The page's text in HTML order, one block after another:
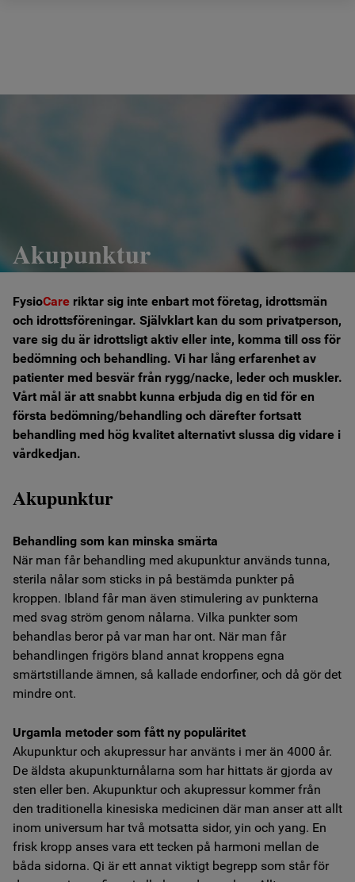
Behandlingar
Fysiocare anordnar
Hitta hit
In English
Akupunktur
FysioCare riktar sig inte enbart mot företag, idrottsmän
och idrottsföreningar. Självklart kan du som privatperson,
vare sig du är idrottsligt aktiv eller inte, komma till oss för
bedömning och behandling. Vi har lång erfarenhet av
patienter med besvär från rygg/nacke, leder och muskler.
Vårt mål är att snabbt kunna erbjuda dig en tid för en
första bedömning/behandling och därefter fortsatt
behandling med hög kvalitet alternativt slussa dig vidare i
vårdkedjan.
Akupunktur
Behandling som kan minska smärta
När man får behandling med akupunktur används tunna,
sterila nålar som sticks in på bestämda punkter på
kroppen. Ibland får man även stimulering av punkterna
med svag ström genom nålarna. Vilka punkter som
behandlas beror på var man har ont. När man får
behandlingen frigörs bland annat kroppens egna
smärtstillande ämnen, så kallade endorfiner, och då gör det
mindre ont.
Urgamla metoder som fått ny populäritet
Akupunktur och akupressur har använts i mer än 4000 år.
De äldsta akupunkturnålarna som har hittats är gjorda av
sten eller ben. Akupunktur och akupressur kommer från
den traditionella kinesiska medicinen där man anser att allt
inom universum har två motsatta sidor, yin och yang. En
frisk kropp anses vara ett tecken på harmoni mellan de
båda sidorna. Qi är ett annat viktigt begrepp som står för